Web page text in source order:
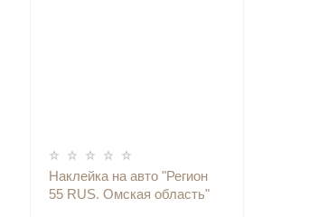
Наклейка на авто "Регион
55 RUS. Омская область"